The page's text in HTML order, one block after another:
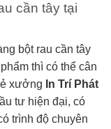
cần tây tại
bột rau cần tây
thì có thể cân
xưởng In Trí Phát
tư hiện đại, có
trình độ chuyên